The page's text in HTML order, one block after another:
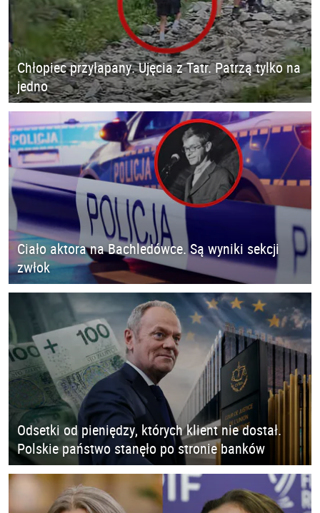
Chłopiec przyłapany. Ujęcia z Tatr. Patrzą tylko na
jedno
Ciało aktora na Bachledówce. Są wyniki sekcji
zwłok
Odsetki od pieniędzy, których klient nie dostał.
Polskie państwo stanęło po stronie banków